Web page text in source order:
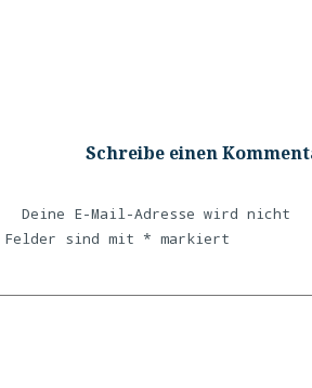
Schreibe einen
Deine E-Mail-Adresse wird nicht
sind mit * markiert